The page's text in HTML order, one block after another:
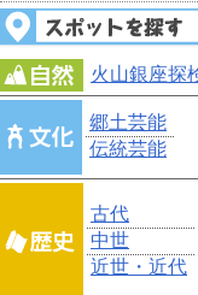
火山銀座探
郷土芸能
伝統芸能
古代
中世
近世・近代